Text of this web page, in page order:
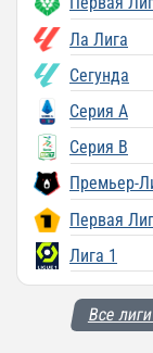
Ла Лига
Сегунда
Серия A
Серия B
Премьер-
Первая
Лига 1
Все